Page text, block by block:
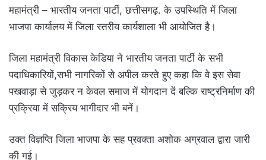
महामंत्री – भारतीय जनता पार्टी, छत्तीसगढ़. के उपस्थिति में जिला
भाजपा कार्यालय में जिला स्तरीय कार्यशाला भी आयोजित है।
जिला महामंत्री विकास केडिया ने भारतीय जनता पार्टी के सभी
पदाधिकारियों,सभी नागरिकों से अपील करते हुए कहा कि वे इस सेवा
पखवाड़ा से जुड़कर न केवल समाज में योगदान दें बल्कि राष्ट्रनिर्माण की
प्रक्रिया में सक्रिय भागीदार भी बनें।
उक्त विज्ञप्ति जिला भाजपा के सह प्रवक्ता अशोक अग्रवाल द्वारा जारी
की गई।